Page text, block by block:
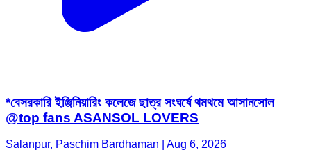
*বেসরকারি ইঞ্জিনিয়ারিং কলেজে ছাত্র সংঘর্ষে থমথমে আসানসোল
@top fans ASANSOL LOVERS
Salanpur, Paschim Bardhaman | Aug 6, 2026